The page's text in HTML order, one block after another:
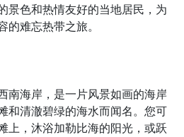
景色和热情友好的当地居民，为
的难忘热带之旅。
南海岸，是一片风景如画的海岸
和清澈碧绿的海水而闻名。您可
上，沐浴加勒比海的阳光，或跃